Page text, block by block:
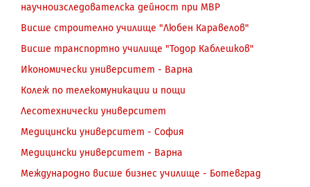
научноизследователска дейност при МВР
Висше строително училище "Любен Каравелов"
Висше транспортно училище "Тодор Каблешков"
Икономически университет - Варна
Колеж по телекомуникации и пощи
Лесотехнически университет
Медицински университет - София
Медицински университет - Варна
Международно висше бизнес училище - Ботевград